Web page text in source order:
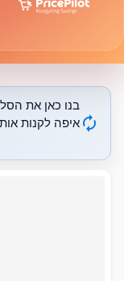
autorenew
בנו כאן את
איפה לקנות